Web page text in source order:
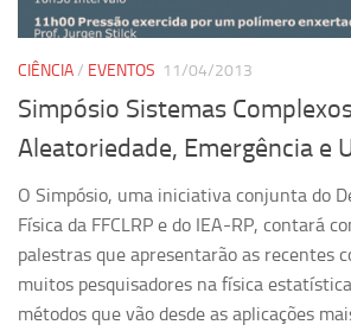
Cíntia Rosa Pereira de Lima
Cristina Godoy Bernardo de
Evandro Eduardo Seron Ruiz
Fabiana Cristina Severi
Fernando de Lima Caneppele
Geciane Silveira Porto
Maria Paula Costa Bertran
Professor Sênior
CIÊNCIA/ EVENTOS 11/04/2013
Simpósio Sistemas
Aleatoriedade, Emergência e
O Simpósio, uma iniciativa conjunta do
Física da FFCLRP e do IEA-RP, contará
palestras que apresentarão as recentes
muitos pesquisadores na física
métodos que vão desde as aplicações